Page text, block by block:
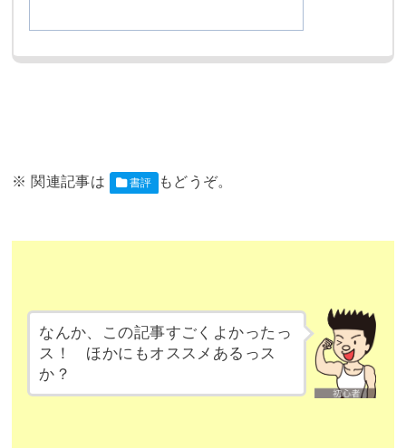
書評
なんか、この記事すごくよかったっ
ス！ ほかにもオススメあるっス
か？